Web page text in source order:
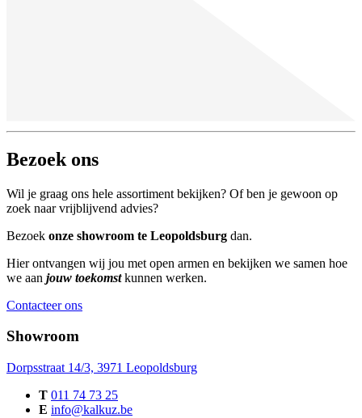
Bezoek ons
Wil je graag ons hele assortiment bekijken? Of ben je gewoon op
zoek naar vrijblijvend advies?
Bezoek onze showroom te Leopoldsburg dan.
Hier ontvangen wij jou met open armen en bekijken we samen hoe
we aan jouw toekomstkunnen werken.
Contacteer ons
Showroom
Dorpsstraat 14/3, 3971 Leopoldsburg
T 011 74 73 25
E info@kalkuz.be